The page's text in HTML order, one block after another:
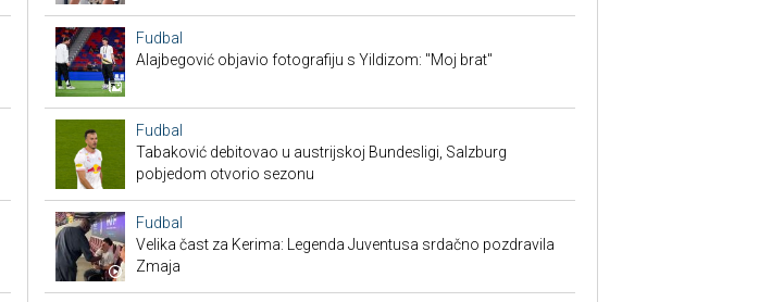
Fudbal
Alajbegović objavio fotografiju s Yildizom: "Moj brat"
Fudbal
Tabaković debitovao u austrijskoj Bundesligi, Salzburg
pobjedom otvorio sezonu
Fudbal
Velika čast za Kerima: Legenda Juventusa srdačno pozdravila
Zmaja